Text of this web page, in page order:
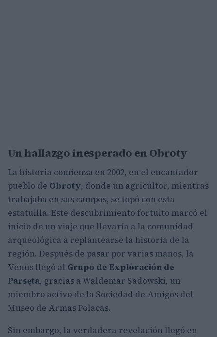
Un hallazgo inesperado en Obroty
La historia comienza en 2002, en el encantador
pueblo de Obroty, donde un agricultor, mientras
trabajaba en sus campos, se topó con esta
estatuilla. Este descubrimiento fortuito marcó el
inicio de un viaje que llevaría a la comunidad
arqueológica a replantearse la historia de la
región. Después de pasar por varias manos, la
Venus llegó al Grupo de Exploración de
Parsęta, gracias a Waldemar Sadowski, un
miembro activo de la Sociedad de Amigos del
Museo de Armas Polacas.
Sin embargo, la verdadera revelación llegó en